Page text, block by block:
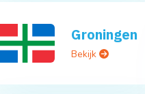
Groningen
Bekijk